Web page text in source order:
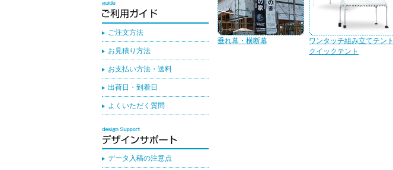
垂れ幕・横断幕
ワンタッチ組み立てテント
クイックテント
ご注文方法
お見積り方法
お支払い方法・送料
出荷日・到着日
よくいただく質問
データ入稿の注意点